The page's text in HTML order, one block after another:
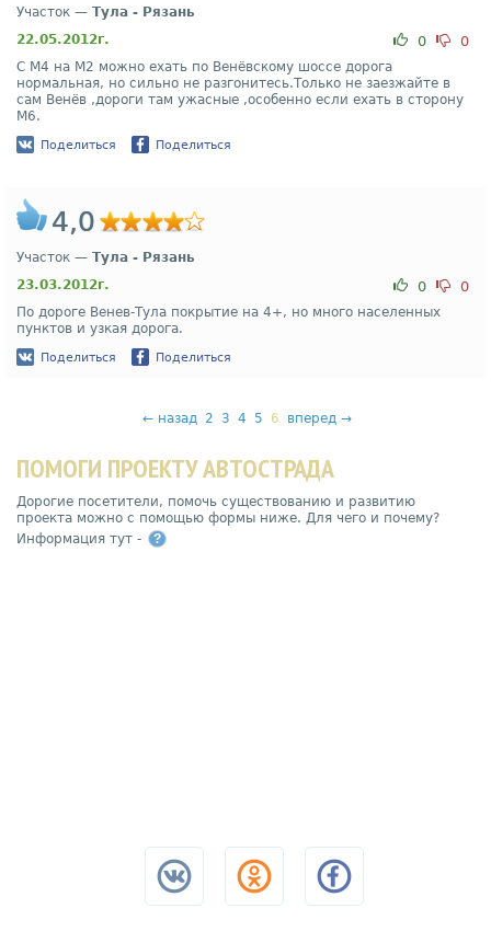
Участок — Тула - Рязань
22.05.2012г.
0 0
С М4 на М2 можно ехать по Венёвскому шоссе дорога
нормальная, но сильно не разгонитесь.Только не заезжайте в
сам Венёв ,дороги там ужасные ,особенно если ехать в сторону
М6.
Поделиться Поделиться
4,0
Участок — Тула - Рязань
23.03.2012г.
0 0
По дороге Венев-Тула покрытие на 4+, но много населенных
пунктов и узкая дорога.
Поделиться Поделиться
← назад 2 3 4 5 6 вперед →
ПОМОГИ ПРОЕКТУ АВТОСТРАДА
Дорогие посетители, помочь существованию и развитию
проекта можно с помощью формы ниже. Для чего и почему?
Информация тут -
?